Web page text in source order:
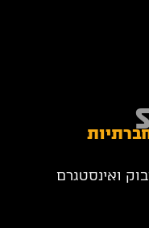
ואינסטגרם